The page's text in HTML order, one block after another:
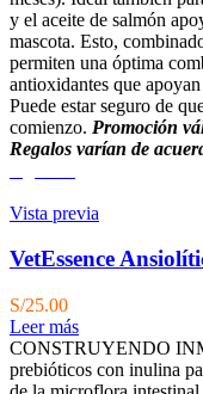
S/
hasta
S/
y el aceite de salmón
mascota. Esto,
permiten una óptima
antioxidantes que
Puede estar seguro de
comienzo. Promoción
Regalos varían de
Vista previa
VetEssence
S/25.00
Leer más
CONSTRUYENDO
prebióticos con inulina